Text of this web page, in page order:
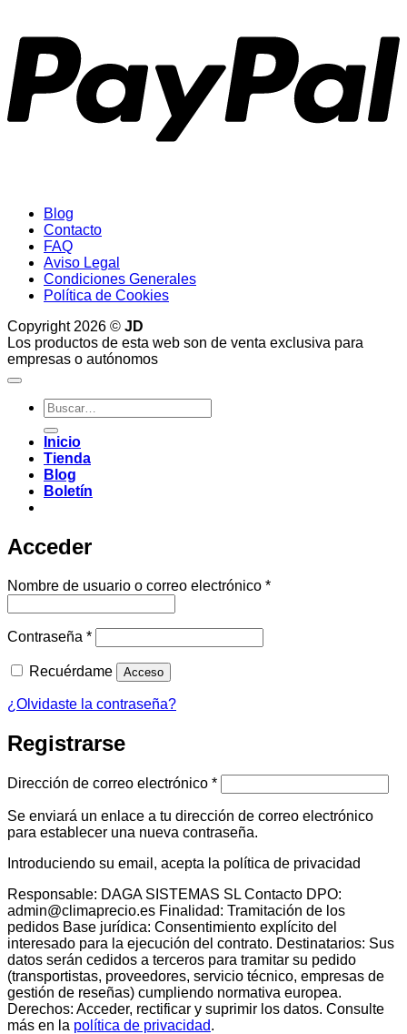
Blog
Contacto
FAQ
Aviso Legal
Condiciones Generales
Política de Cookies
Copyright 2026 © JD
Los productos de esta web son de venta exclusiva para
empresas o autónomos
Buscar
por:
Inicio
Tienda
Blog
Boletín
Acceder
Nombre de usuario o correo electrónico *Obligatorio
Contraseña *Obligatorio
Recuérdame Acceso
¿Olvidaste la contraseña?
Registrarse
Dirección de correo electrónico *Obligatorio
Se enviará un enlace a tu dirección de correo electrónico
para establecer una nueva contraseña.
Introduciendo su email, acepta la política de privacidad
Responsable: DAGA SISTEMAS SL Contacto DPO:
admin@climaprecio.es Finalidad: Tramitación de los
pedidos Base jurídica: Consentimiento explícito del
interesado para la ejecución del contrato. Destinatarios: Sus
datos serán cedidos a terceros para tramitar su pedido
(transportistas, proveedores, servicio técnico, empresas de
gestión de reseñas) cumpliendo normativa europea.
Derechos: Acceder, rectificar y suprimir los datos. Consulte
más en la política de privacidad.